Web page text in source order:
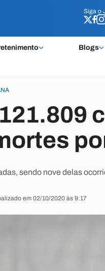
Siga o
Blogs
Siga o
sendo nove delas
em 02/10/2020 às 9:17